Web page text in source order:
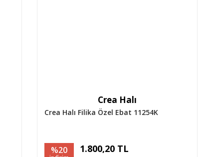
Crea Halı
Crea Halı Filika Özel Ebat 11254K
%20 1.800,20 TL